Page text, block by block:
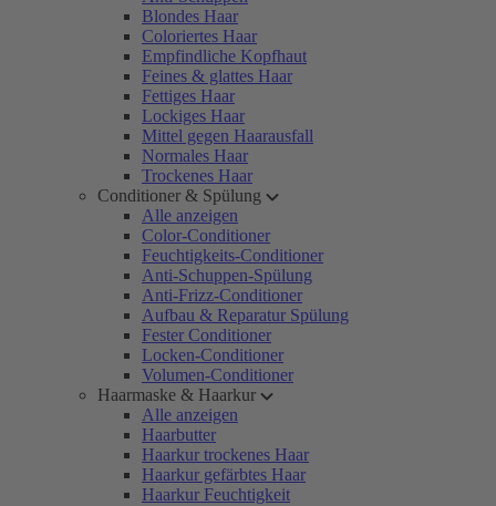
Blondes Haar
Coloriertes Haar
Empfindliche Kopfhaut
Feines & glattes Haar
Fettiges Haar
Lockiges Haar
Mittel gegen Haarausfall
Normales Haar
Trockenes Haar
Conditioner & Spülung
Alle anzeigen
Color-Conditioner
Feuchtigkeits-Conditioner
Anti-Schuppen-Spülung
Anti-Frizz-Conditioner
Aufbau & Reparatur Spülung
Fester Conditioner
Locken-Conditioner
Volumen-Conditioner
Haarmaske & Haarkur
Alle anzeigen
Haarbutter
Haarkur trockenes Haar
Haarkur gefärbtes Haar
Haarkur Feuchtigkeit